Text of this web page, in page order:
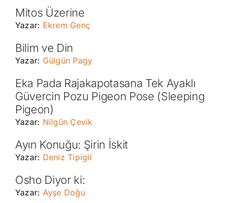
Mitos Üzerine
Yazar: Ekrem Genç
Bilim ve Din
Yazar: Gülgün Pagy
Eka Pada Rajakapotasana Tek Ayaklı
Güvercin Pozu Pigeon Pose (Sleeping
Pigeon)
Yazar: Nilgün Çevik
Ayın Konuğu: Şirin İskit
Yazar: Deniz Tipigil
Osho Diyor ki:
Yazar: Ayşe Doğu